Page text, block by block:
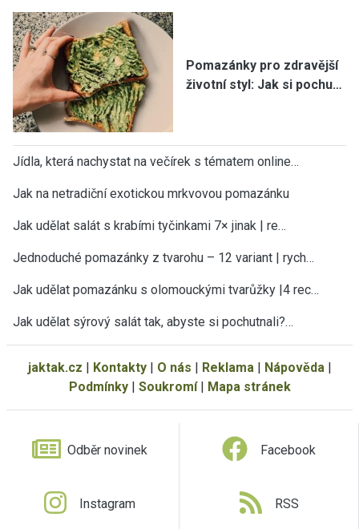
Pomazánky pro zdravější
životní styl: Jak si pochu…
Jídla, která nachystat na večírek s tématem online…
Jak na netradiční exotickou mrkvovou pomazánku
Jak udělat salát s krabími tyčinkami 7× jinak | re…
Jednoduché pomazánky z tvarohu – 12 variant | rych…
Jak udělat pomazánku s olomouckými tvarůžky |4 rec…
Jak udělat sýrový salát tak, abyste si pochutnali?…
jaktak.cz Kontakty| O nás Reklama| Nápověda|
Podmínky| Soukromí| Mapa stránek
Odběr novinek Facebook
Instagram RSS